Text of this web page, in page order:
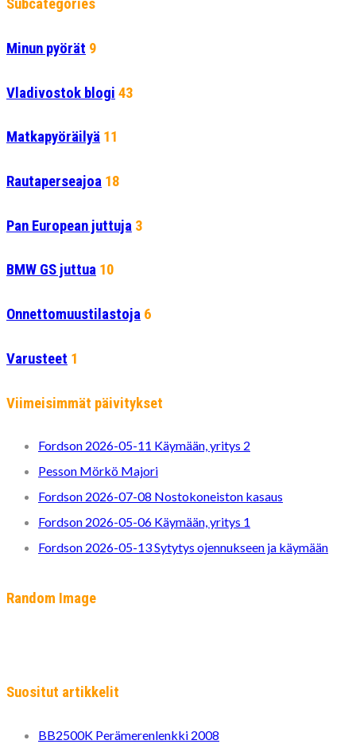
Subcategories
Minun pyörät 9
Vladivostok blogi 43
Matkapyöräilyä 11
Rautaperseajoa 18
Pan European juttuja 3
BMW GS juttua 10
Onnettomuustilastoja 6
Varusteet 1
Viimeisimmät päivitykset
Fordson 2026-05-11 Käymään, yritys 2
Pesson Mörkö Majori
Fordson 2026-07-08 Nostokoneiston kasaus
Fordson 2026-05-06 Käymään, yritys 1
Fordson 2026-05-13 Sytytys ojennukseen ja käymään
Random Image
Suositut artikkelit
BB2500K Perämerenlenkki 2008